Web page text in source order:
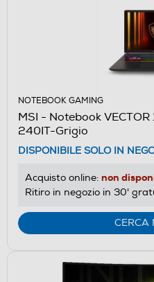
NOTEBOOK GAMING
MSI - Notebook
240IT-Grigio
DISPONIBILE SOLO IN
Acquisto online: non
Ritiro in negozio in 30'
CERCA